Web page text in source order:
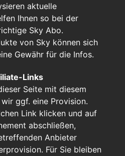
aktuelle
Ihnen so bei der
Sky Abo.
von Sky können sich
Gewähr für die Infos.
Links
Seite mit diesem
ggf. eine Provision.
Link klicken und auf
abschließen,
Anbieter
Für Sie bleiben